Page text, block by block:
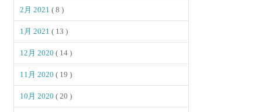
2月 2021( 8 )
1月 2021( 13 )
12月 2020( 14 )
11月 2020( 19 )
10月 2020( 20 )